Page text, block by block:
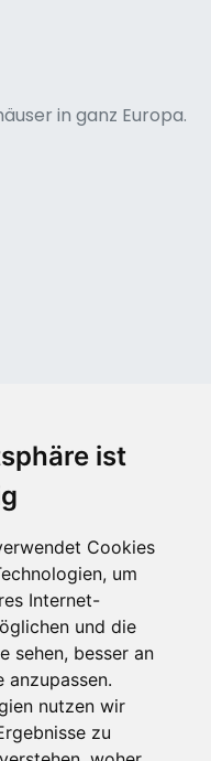
ist
Cookies
um
Internet-
und die
sehen, besser an
anzupassen.
nutzen wir
zu
in ganz Europa.